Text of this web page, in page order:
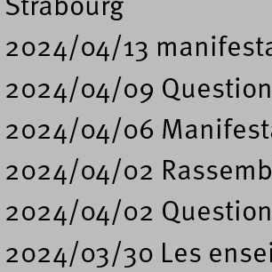
Strabourg
2024/04/13
2024/04/09
2024/04/06
2024/04/02
2024/04/02
2024/03/30 Les